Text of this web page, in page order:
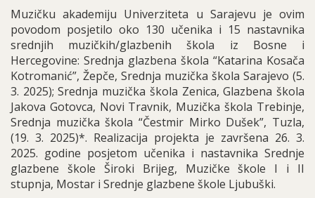
Muzičku akademiju Univerziteta u Sarajevu je ovim
povodom posjetilo oko 130 učenika i 15 nastavnika
srednjih muzičkih/glazbenih škola iz Bosne i
Hercegovine: Srednja glazbena škola “Katarina Kosača
Kotromanić”, Žepče, Srednja muzička škola Sarajevo (5.
3. 2025); Srednja muzička škola Zenica, Glazbena škola
Jakova Gotovca, Novi Travnik, Muzička škola Trebinje,
Srednja muzička škola “Čestmir Mirko Dušek”, Tuzla,
(19. 3. 2025)*. Realizacija projekta je završena 26. 3.
2025. godine posjetom učenika i nastavnika Srednje
glazbene škole Široki Brijeg, Muzičke škole I i II
stupnja, Mostar i Srednje glazbene škole Ljubuški.